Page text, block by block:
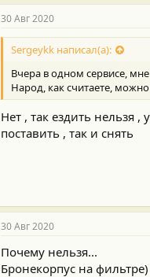
30 Авг 2020
Sergeykk написал(а):
Вчера в одном сервисе,
Народ, как считаете,
Нет , так ездить нельзя
поставить , так и снять
30 Авг 2020
Почему нельзя...
Бронекорпус на фильтре)